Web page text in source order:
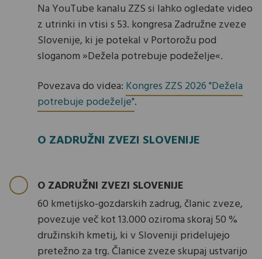
Na YouTube kanalu ZZS si lahko ogledate video
z utrinki in vtisi s 53. kongresa Zadružne zveze
Slovenije, ki je potekal v Portorožu pod
sloganom »Dežela potrebuje podeželje«.
Povezava do videa: Kongres ZZS 2026 "Dežela
potrebuje podeželje".
O ZADRUŽNI ZVEZI SLOVENIJE
O ZADRUŽNI ZVEZI SLOVENIJE
60 kmetijsko-gozdarskih zadrug, članic zveze,
povezuje več kot 13.000 oziroma skoraj 50 %
družinskih kmetij, ki v Sloveniji pridelujejo
pretežno za trg. Članice zveze skupaj ustvarijo